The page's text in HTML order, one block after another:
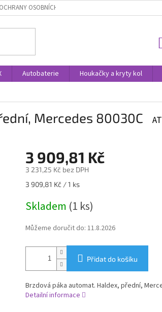
OSOBNÍCH ÚDAJŮ POUČENÍ O PRÁVU
Autobaterie Houkačky a kryty kol
Mercedes 80030C
3 909,81 Kč
3 231,25 Kč bez DPH
Měrná
3 909,81 Kč / 1 ks
Skladem (1 ks)
Můžeme doručit do: 11.8.2026
Přidat do košíku
Brzdová páka automat. Haldex, přední,
Detailní informace